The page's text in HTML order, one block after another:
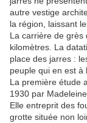
autre vestige
la région, laissant
La carrière de grès
kilomètres. La
place des jarres :
peuple qui en est à
La première étude
1930 par
Elle entreprit des
grotte située non